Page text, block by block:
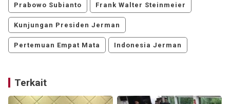
Prabowo Subianto Frank Walter Steinmeier
Kunjungan Presiden Jerman
Pertemuan Empat Mata Indonesia Jerman
Terkait